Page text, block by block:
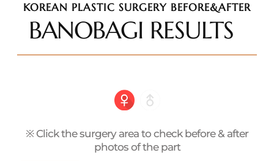
KOREAN PLASTIC SURGERY BEFORE&AFTER
BANOBAGI RESULTS
※ Click the surgery area to check before & after
photos of the part